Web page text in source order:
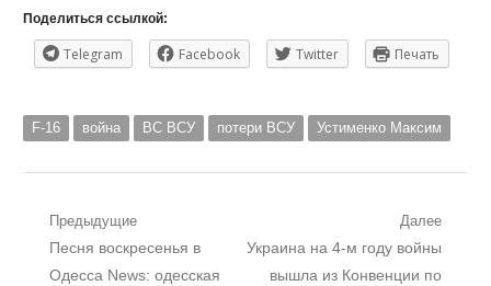
Поделиться ссылкой:
Telegram Facebook Twitter Печать
F-16 война ВС ВСУ потери ВСУ Устименко Максим
Навигация
по
Предыдущие
Предыдущий
пост:
Песня воскресенья в
Одесса News: одесская
Далее
Следующий
пост:
Украина на 4-м году войны
вышла из Конвенции по